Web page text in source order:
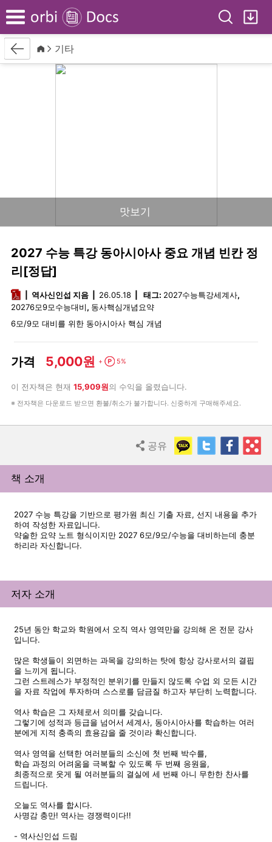
Menu Search
BackHome
기타
맛보기
2027 수능 특강 동아시아사 중요 개념 빈칸 정
리[정답]
pdf역사신인섭 지음 26.05.18 태그: 2027수능특강세계사,
20276모9모수능대비, 동사핵심개념요약
6모/9모 대비를 위한 동아시아사 핵심 개념
가격 5,000원 + Point
5%
이 전자책은 현재 15,909원의 수익을 올렸습니다.
※ 전자책은 다운로드 받으면 환불/취소가 불가합니다. 신중하게 구매해주세요.
Share
공유 KakaoTalkTwitter
책 소개
2027 수능 특강을 기반으로 평가원 최신 기출 자료, 선지 내용을 추가
하여 작성한 자료입니다.
약술한 요약 노트 형식이지만 2027 6모/9모/수능을 대비하는데 충분
하리라 자신합니다.
저자 소개
25년 동안 학교와 학원에서 오직 역사 영역만을 강의해 온 전문 강사
입니다.
많은 학생들이 외면하는 과목을 강의하는 탓에 항상 강사로서의 결핍
을 느끼게 됩니다.
그런 스트레스가 부정적인 분위기를 만들지 않도록 수업 외 모든 시간
을 자료 작업에 투자하며 스스로를 담금질 하고자 부단히 노력합니다.
역사 학습은 그 자체로서 의미를 갖습니다.
그렇기에 성적과 등급을 넘어서 세계사, 동아시아사를 학습하는 여러
분에게 지적 충족의 효용감을 줄 것이라 확신합니다.
역사 영역을 선택한 여러분들의 소신에 첫 번째 박수를,
학습 과정의 어려움을 극복할 수 있도록 두 번째 응원을,
최종적으로 웃게 될 여러분들의 결실에 세 번째 아니 무한한 찬사를
드립니다.
오늘도 역사를 합시다.
사명감 충만! 역사는 경쟁력이다!!
- 역사신인섭 드림